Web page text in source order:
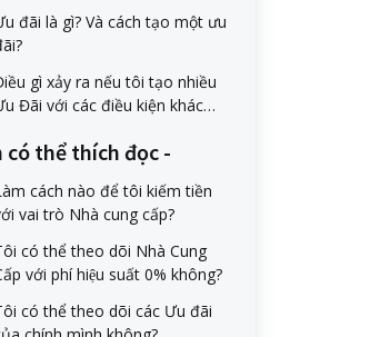
đãi là gì? Và cách tạo một ưu
gì xảy ra nếu tôi tạo nhiều
Đãi với các điều kiện khác
đổi giữa các Ưu Đãi
có thể thích đọc -
cách nào để tôi kiếm tiền
vai trò Nhà cung cấp?
có thể theo dõi Nhà Cung
với phí hiệu suất 0% không?
có thể theo dõi các Ưu đãi